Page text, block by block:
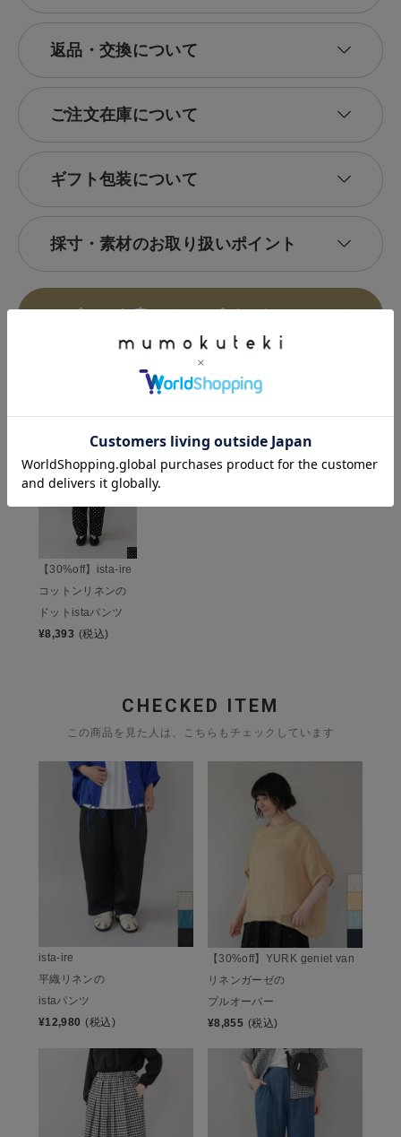
返品・交換について
ご注文在庫について
ギフト包装について
採寸・素材のお取り扱いポイント
HISTORY
【30%off】ista-ire
コットンリネンの
ドットistaパンツ
¥8,393 (税込)
CHECKED ITEM
この商品を見た人は、こちらもチェックしています
ista-ire
平織リネンの
istaパンツ
¥12,980 (税込)
【30%off】YURK geniet van
リネンガーゼの
プルオーバー
¥8,855 (税込)